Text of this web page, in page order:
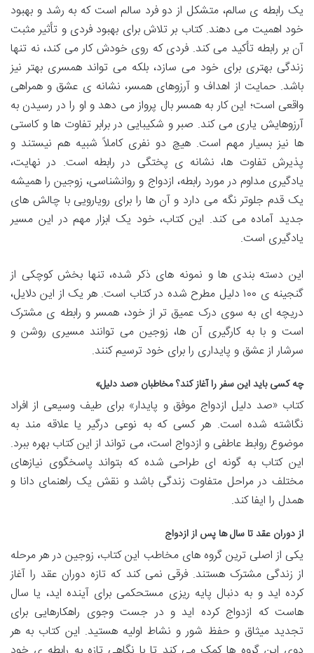
یک رابطه ی سالم، متشکل از دو فرد سالم است که به رشد و بهبود
خود اهمیت می دهند. کتاب بر تلاش برای بهبود فردی و تأثیر مثبت
آن بر رابطه تأکید می کند. فردی که روی خودش کار می کند، نه تنها
زندگی بهتری برای خود می سازد، بلکه می تواند همسری بهتر نیز
باشد. حمایت از اهداف و آرزوهای همسر، نشانه ی عشق و همراهی
واقعی است؛ این کار به همسر بال پرواز می دهد و او را در رسیدن به
آرزوهایش یاری می کند. صبر و شکیبایی در برابر تفاوت ها و کاستی
ها نیز بسیار مهم است. هیچ دو نفری کاملاً شبیه هم نیستند و
پذیرش تفاوت ها، نشانه ی پختگی در رابطه است. در نهایت،
یادگیری مداوم در مورد رابطه، ازدواج و روانشناسی، زوجین را همیشه
یک قدم جلوتر نگه می دارد و آن ها را برای رویارویی با چالش های
جدید آماده می کند. این کتاب، خود یک ابزار مهم در این مسیر
یادگیری است.
این دسته بندی ها و نمونه های ذکر شده، تنها بخش کوچکی از
گنجینه ی ۱۰۰ دلیل مطرح شده در کتاب است. هر یک از این دلایل،
دریچه ای به سوی درک عمیق تر از خود، همسر و رابطه ی مشترک
است و با به کارگیری آن ها، زوجین می توانند مسیری روشن و
سرشار از عشق و پایداری را برای خود ترسیم کنند.
چه کسی باید این سفر را آغاز کند؟ مخاطبان «صد دلیل»
کتاب «صد دلیل ازدواج موفق و پایدار» برای طیف وسیعی از افراد
نگاشته شده است. هر کسی که به نوعی درگیر یا علاقه مند به
موضوع روابط عاطفی و ازدواج است، می تواند از این کتاب بهره ببرد.
این کتاب به گونه ای طراحی شده که بتواند پاسخگوی نیازهای
مختلف در مراحل متفاوت زندگی باشد و نقش یک راهنمای دانا و
همدل را ایفا کند.
از دوران عقد تا سال ها پس از ازدواج
یکی از اصلی ترین گروه های مخاطب این کتاب، زوجین در هر مرحله
از زندگی مشترک هستند. فرقی نمی کند که تازه دوران عقد را آغاز
کرده اید و به دنبال پایه ریزی مستحکمی برای آینده اید، یا سال
هاست که ازدواج کرده اید و در جست وجوی راهکارهایی برای
تجدید میثاق و حفظ شور و نشاط اولیه هستید. این کتاب به هر